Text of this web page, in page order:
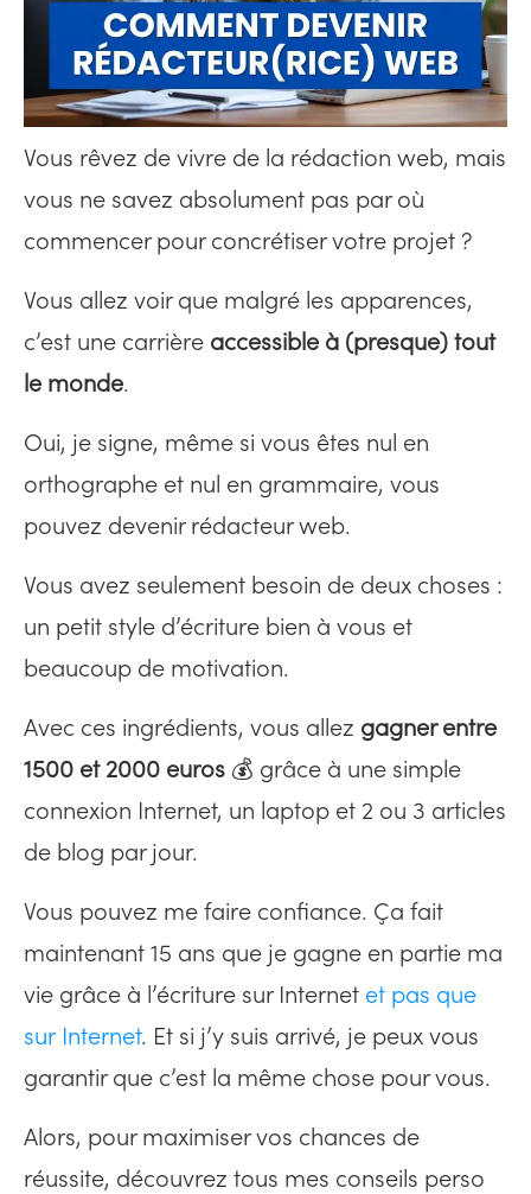
Vous rêvez de vivre de la rédaction web, mais
vous ne savez absolument pas par où
commencer pour concrétiser votre projet ?
Vous allez voir que malgré les apparences,
c’est une carrière accessible à (presque) tout
le monde.
Oui, je signe, même si vous êtes nul en
orthographe et nul en grammaire, vous
pouvez devenir rédacteur web.
Vous avez seulement besoin de deux choses :
un petit style d’écriture bien à vous et
beaucoup de motivation.
Avec ces ingrédients, vous allez gagner entre
1500 et 2000 euros 💰 grâce à une simple
connexion Internet, un laptop et 2 ou 3 articles
de blog par jour.
Vous pouvez me faire confiance. Ça fait
maintenant 15 ans que je gagne en partie ma
vie grâce à l’écriture sur Internet et pas que
sur Internet. Et si j’y suis arrivé, je peux vous
garantir que c’est la même chose pour vous.
Alors, pour maximiser vos chances de
réussite, découvrez tous mes conseils perso